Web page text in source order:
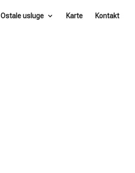
Ostale usluge Karte Kontakt